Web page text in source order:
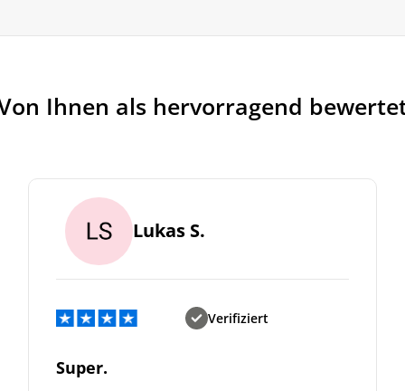
Ihnen als hervorragend
Lukas S.
Verifiziert
Super.